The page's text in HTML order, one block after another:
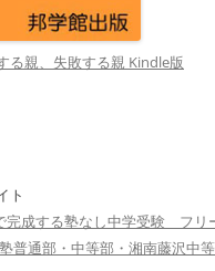
る親、失敗する親 Kindle版
ト
完成する塾なし中学受験 フリ
普通部・中等部・湘南藤沢中